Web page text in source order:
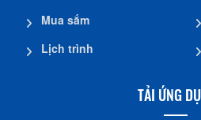
Mua sắm
Lịch trình
TẢI ỨNG